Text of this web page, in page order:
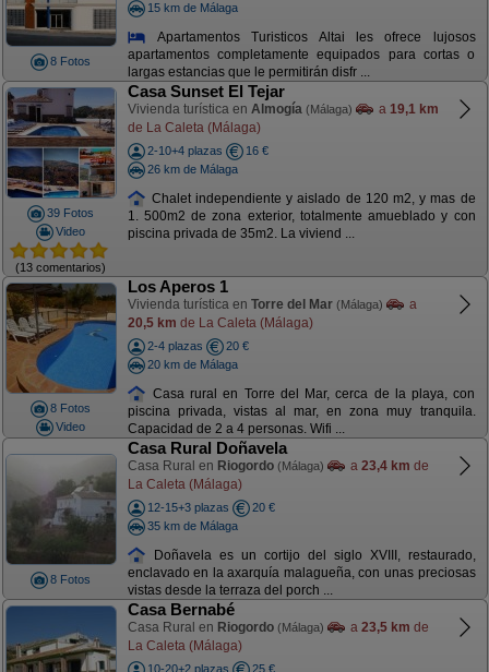
8 Fotos
15 km de Málaga
Apartamentos Turisticos Altai les ofrece lujosos
apartamentos completamente equipados para cortas o
largas estancias que le permitirán disfr ...
39 Fotos
Video
(13 comentarios)
Casa Sunset El Tejar
Vivienda turística en Almogía (Málaga) a 19,1 km
de La Caleta (Málaga)
2-10+4 plazas
16 €
26 km de Málaga
Chalet independiente y aislado de 120 m2, y mas de
1. 500m2 de zona exterior, totalmente amueblado y con
piscina privada de 35m2. La viviend ...
8 Fotos
Video
Los Aperos 1
Vivienda turística en Torre del Mar (Málaga)
a
20,5 km de La Caleta (Málaga)
2-4 plazas
20 €
20 km de Málaga
Casa rural en Torre del Mar, cerca de la playa, con
piscina privada, vistas al mar, en zona muy tranquila.
Capacidad de 2 a 4 personas. Wifi ...
8 Fotos
Casa Rural Doñavela
Casa Rural en Riogordo (Málaga) a 23,4 km de
La Caleta (Málaga)
12-15+3 plazas
20 €
35 km de Málaga
Doñavela es un cortijo del siglo XVIII, restaurado,
enclavado en la axarquía malagueña, con unas preciosas
vistas desde la terraza del porch ...
Casa Bernabé
Casa Rural en Riogordo (Málaga) a 23,5 km de
La Caleta (Málaga)
10-20+2 plazas 25 €